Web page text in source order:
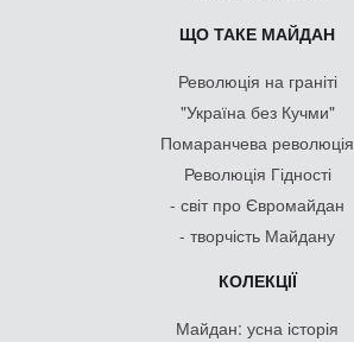
ЩО ТАКЕ МАЙДАН
Революція на граніті
"Україна без Кучми"
Помаранчева революція
Революція Гідності
- світ про Євромайдан
- творчість Майдану
КОЛЕКЦІЇ
Майдан: усна історія